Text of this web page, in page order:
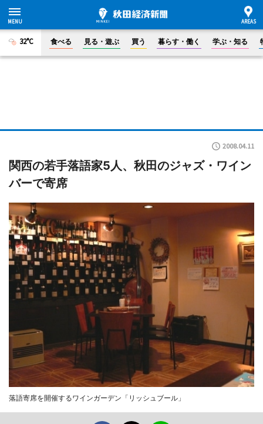
32°C 食べる 見る・遊ぶ 買う 暮らす・働く 学ぶ・知る
2008.04.11
関西の若手落語家5人、秋田のジャズ・ワイン
バーで寄席
落語寄席を開催するワインガーデン「リッシュブール」